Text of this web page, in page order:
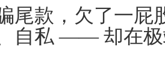
尾款，欠了一屁
自私 —— 却在